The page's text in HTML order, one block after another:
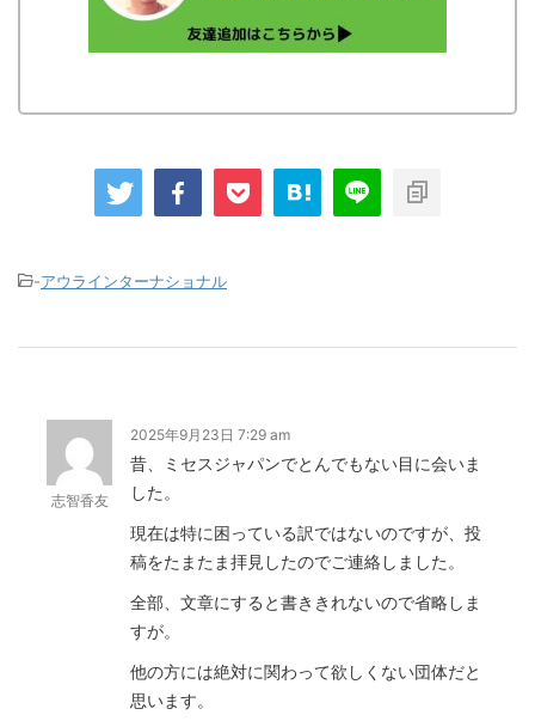
-アウラインターナショナル
志智香友
2025年9月23日 7:29 am
昔、ミセスジャパンでとんでもない目に会いま
した。
現在は特に困っている訳ではないのですが、投
稿をたまたま拝見したのでご連絡しました。
全部、文章にすると書ききれないので省略しま
すが。
他の方には絶対に関わって欲しくない団体だと
思います。